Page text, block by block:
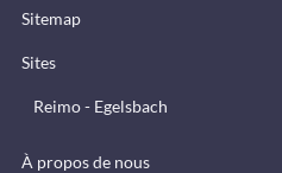
Sitemap
Sites
Reimo - Egelsbach
À propos de nous